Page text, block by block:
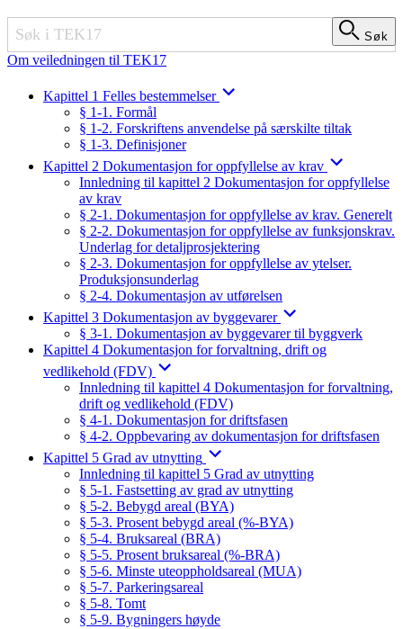
Søk
Om veiledningen til TEK17
Kapittel 1 Felles bestemmelser
§ 1-1. Formål
§ 1-2. Forskriftens anvendelse på særskilte tiltak
§ 1-3. Definisjoner
Kapittel 2 Dokumentasjon for oppfyllelse av krav
Innledning til kapittel 2 Dokumentasjon for oppfyllelse
av krav
§ 2-1. Dokumentasjon for oppfyllelse av krav. Generelt
§ 2-2. Dokumentasjon for oppfyllelse av funksjonskrav.
Underlag for detaljprosjektering
§ 2-3. Dokumentasjon for oppfyllelse av ytelser.
Produksjonsunderlag
§ 2-4. Dokumentasjon av utførelsen
Kapittel 3 Dokumentasjon av byggevarer
§ 3-1. Dokumentasjon av byggevarer til byggverk
Kapittel 4 Dokumentasjon for forvaltning, drift og
vedlikehold (FDV)
Innledning til kapittel 4 Dokumentasjon for forvaltning,
drift og vedlikehold (FDV)
§ 4-1. Dokumentasjon for driftsfasen
§ 4-2. Oppbevaring av dokumentasjon for driftsfasen
Kapittel 5 Grad av utnytting
Innledning til kapittel 5 Grad av utnytting
§ 5-1. Fastsetting av grad av utnytting
§ 5-2. Bebygd areal (BYA)
§ 5-3. Prosent bebygd areal (%-BYA)
§ 5-4. Bruksareal (BRA)
§ 5-5. Prosent bruksareal (%-BRA)
§ 5-6. Minste uteoppholdsareal (MUA)
§ 5-7. Parkeringsareal
§ 5-8. Tomt
§ 5-9. Bygningers høyde